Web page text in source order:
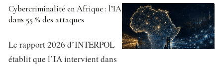
Cybercriminalité en Afrique : l’IA
dans 55 % des attaques
Le rapport 2026 d’INTERPOL
établit que l’IA intervient dans